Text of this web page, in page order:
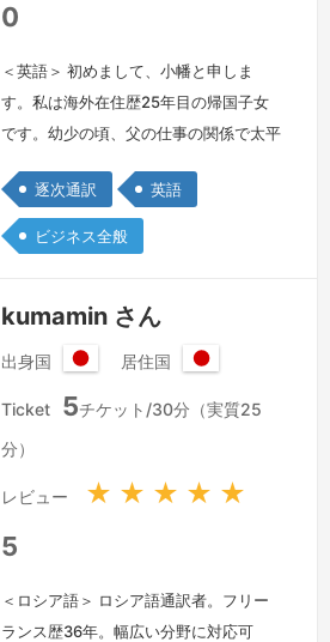
0
＜英語＞ 初めまして、小幡と申しま
す。私は海外在住歴25年目の帰国子女
です。幼少の頃、父の仕事の関係で太平
した。２０１４年より夫の転勤のため、
イギリスのロンドンに住んでいます。現
在は、ロンドン芸術大学の大学院で服飾
越す前はニューヨークに住み、大学に通
いながら、日本の繊維業界紙「繊研新
た。通訳…続きを見る »
逐次通訳 英語
ビジネス全般
kumamin さん
出身国
本
居住国
本
Ticket 5チケット/30分（実質25
分）
レビュー ★ ★ ★ ★ ★
5
＜ロシア語＞ ロシア語通訳者。フリー
ランス歴36年。幅広い分野に対応可